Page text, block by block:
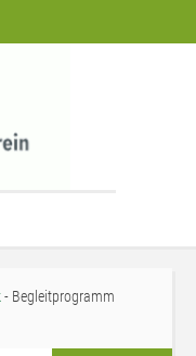
- Begleitprogramm